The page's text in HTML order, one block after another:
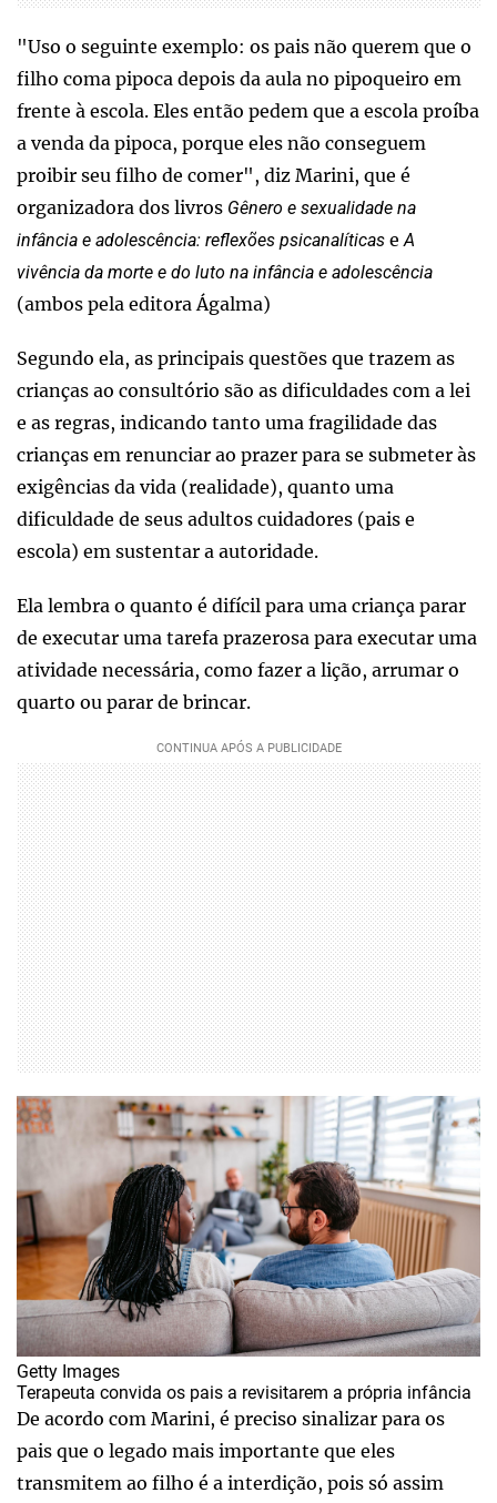
"Uso o seguinte exemplo: os pais não querem que o
filho coma pipoca depois da aula no pipoqueiro em
frente à escola. Eles então pedem que a escola proíba
a venda da pipoca, porque eles não conseguem
proibir seu filho de comer", diz Marini, que é
organizadora dos livros Gênero e sexualidade na
infância e adolescência: reflexões psicanalíticas eA
vivência da morte e do luto na infância e adolescência
(ambos pela editora Ágalma)
Segundo ela, as principais questões que trazem as
crianças ao consultório são as dificuldades com a lei
e as regras, indicando tanto uma fragilidade das
crianças em renunciar ao prazer para se submeter às
exigências da vida (realidade), quanto uma
dificuldade de seus adultos cuidadores (pais e
escola) em sustentar a autoridade.
Ela lembra o quanto é difícil para uma criança parar
de executar uma tarefa prazerosa para executar uma
atividade necessária, como fazer a lição, arrumar o
quarto ou parar de brincar.
Getty Images
Terapeuta convida os pais a revisitarem a própria infância
De acordo com Marini, é preciso sinalizar para os
pais que o legado mais importante que eles
transmitem ao filho é a interdição, pois só assim